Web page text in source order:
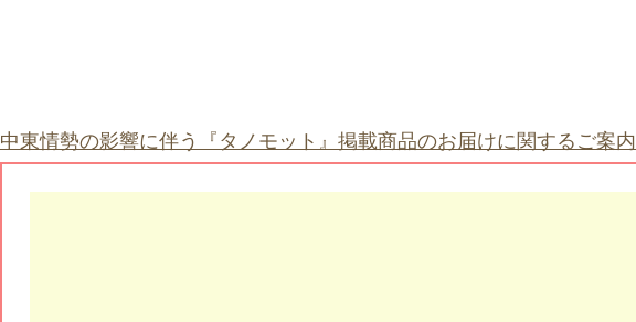
中東情勢の影響に伴う『タノモット』掲載商品のお届けに関するご案内